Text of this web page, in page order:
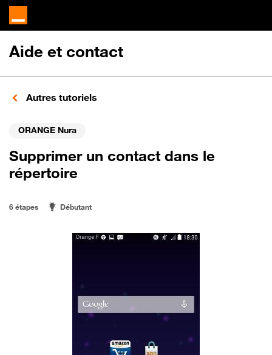
Aide et contact
Autres tutoriels
ORANGE Nura
Supprimer un contact dans le
répertoire
6 étapes Débutant